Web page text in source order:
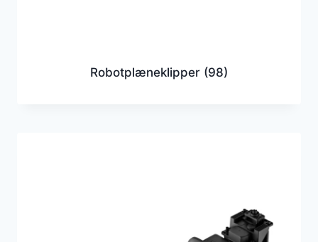
Robotplæneklipper (98)